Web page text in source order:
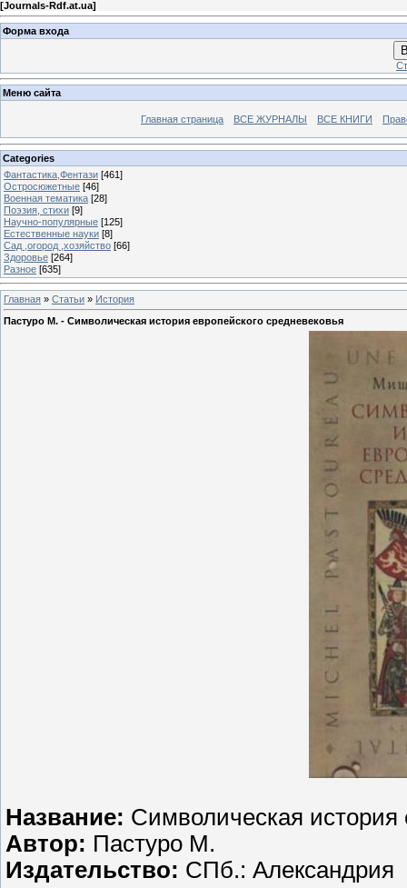
[Journals-Rdf.at.ua]
Форма входа
Меню сайта
Главная страница ВСЕ ЖУРНАЛЫ ВСЕ КНИГИ
Categories
Фантастика,Фентази [461]
Остросюжетные [46]
Военная тематика [28]
Поэзия, стихи [9]
Научно-популярные [125]
Естественные науки [8]
Сад ,огород ,хозяйство [66]
Здоровье [264]
Разное [635]
Главная » Статьи » История
Пастуро М. - Символическая история европейского средневековья
Название: Символическая история
Автор: Пастуро М.
Издательство: СПб.: Александрия